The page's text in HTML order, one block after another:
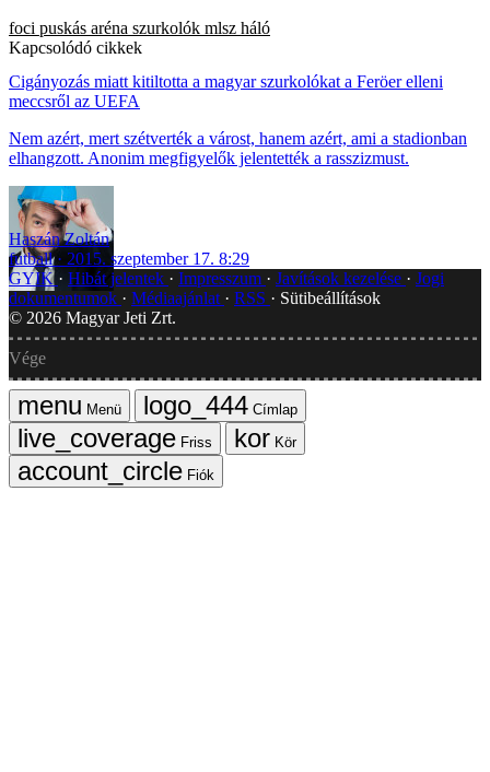
foci puskás aréna szurkolók mlsz háló
Kapcsolódó cikkek
Cigányozás miatt kitiltotta a magyar szurkolókat a Feröer elleni
meccsről az UEFA
Nem azért, mert szétverték a várost, hanem azért, ami a stadionban
elhangzott. Anonim megfigyelők jelentették a rasszizmust.
Haszán Zoltán
futball
2015. szeptember 17. 8:29
GYIK
Hibát jelentek Impresszum Javítások kezelése
Jogi
dokumentumok
Médiaajánlat RSS
Sütibeállítások
© 2026 Magyar Jeti Zrt.
Vége
Menü
Címlap
Friss
Kör
Fiók